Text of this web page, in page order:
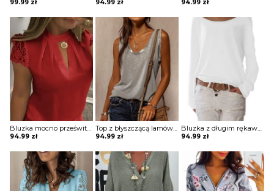
99.99 zł 94.99 zł 94.99 zł
Bluzka mocno prześwitująca z krótkimi koronkowymi rękawami z wycięciem na dekolcie
94.99 zł
Top z błyszczącą lamówką
94.99 zł
Bluzka z długim rękawem z dekoltem w łódkę
94.99 zł